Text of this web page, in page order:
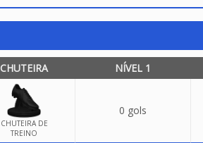
CHUTEIRA NÍVEL 1
CHUTEIRA DE
TREINO
0 gols